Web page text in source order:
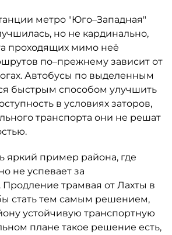
метро "Юго–Западная"
но не кардинально,
проходящих мимо неё
по–прежнему зависит от
Автобусы по выделенным
быстрым способом улучшить
в условиях заторов,
транспорта они не решат
яркий пример района, где
не успевает за
Продление трамвая от Лахты в
стать тем самым решением,
устойчивую транспортную
плане такое решение есть,